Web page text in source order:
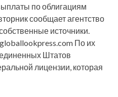
по облигациям
сообщает агентство
источники.
По их
Штатов
лицензии, которая